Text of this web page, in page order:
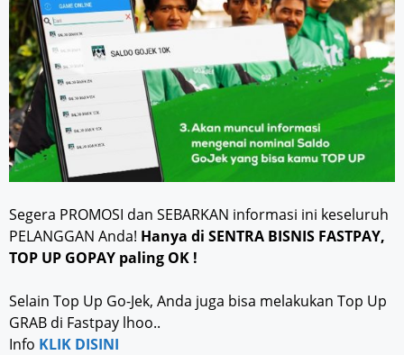
Segera PROMOSI dan SEBARKAN informasi ini keseluruh
PELANGGAN Anda! Hanya di SENTRA BISNIS FASTPAY,
TOP UP GOPAY paling OK !
Selain Top Up Go-Jek, Anda juga bisa melakukan Top Up
GRAB di Fastpay lhoo..
Info KLIK DISINI